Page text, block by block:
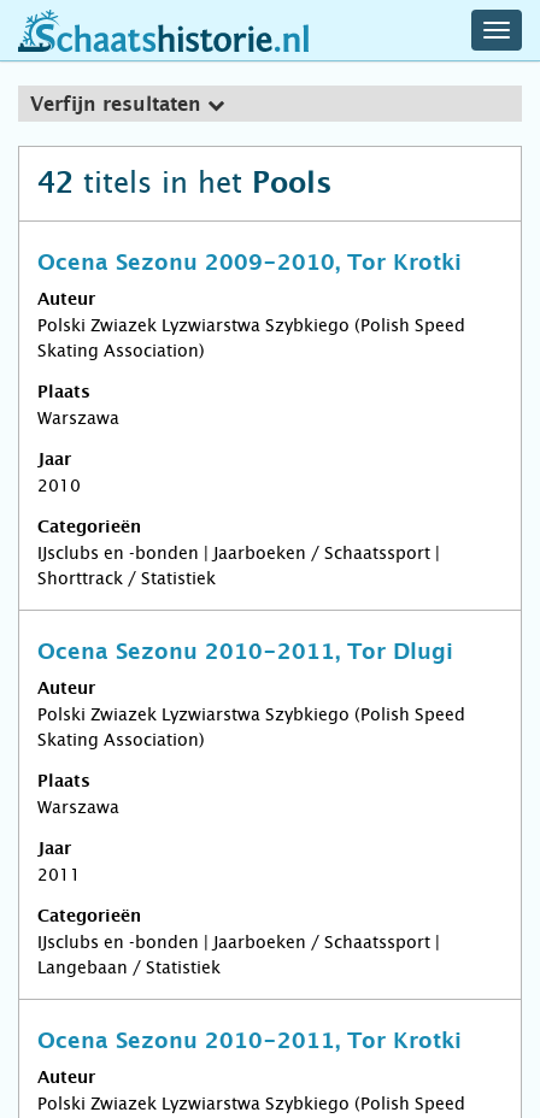
schaatshistorie.nl
Verfijn resultaten
42 titels in het Pools
Ocena Sezonu 2009-2010, Tor Krotki
Auteur
Polski Zwiazek Lyzwiarstwa Szybkiego (Polish Speed
Skating Association)
Plaats
Warszawa
Jaar
2010
Categorieën
IJsclubs en -bonden | Jaarboeken / Schaatssport |
Shorttrack / Statistiek
Ocena Sezonu 2010-2011, Tor Dlugi
Auteur
Polski Zwiazek Lyzwiarstwa Szybkiego (Polish Speed
Skating Association)
Plaats
Warszawa
Jaar
2011
Categorieën
IJsclubs en -bonden | Jaarboeken / Schaatssport |
Langebaan / Statistiek
Ocena Sezonu 2010-2011, Tor Krotki
Auteur
Polski Zwiazek Lyzwiarstwa Szybkiego (Polish Speed